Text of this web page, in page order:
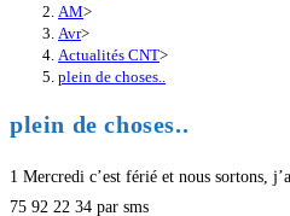
AM>
Avr>
Actualités CNT>
plein de choses..
plein de choses..
1 Mercredi c’est férié et nous sortons,
75 92 22 34 par sms